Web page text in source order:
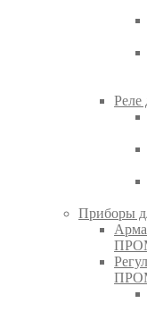
Приборы